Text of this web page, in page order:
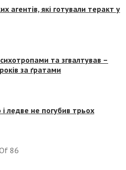
агентів, які готували теракт у
та згвалтував –
за ґратами
ледве не погубив трьох
86